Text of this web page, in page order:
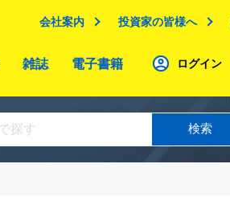
会社案内 投資家の皆様へ
雑誌 電子書籍 ログイン
検索